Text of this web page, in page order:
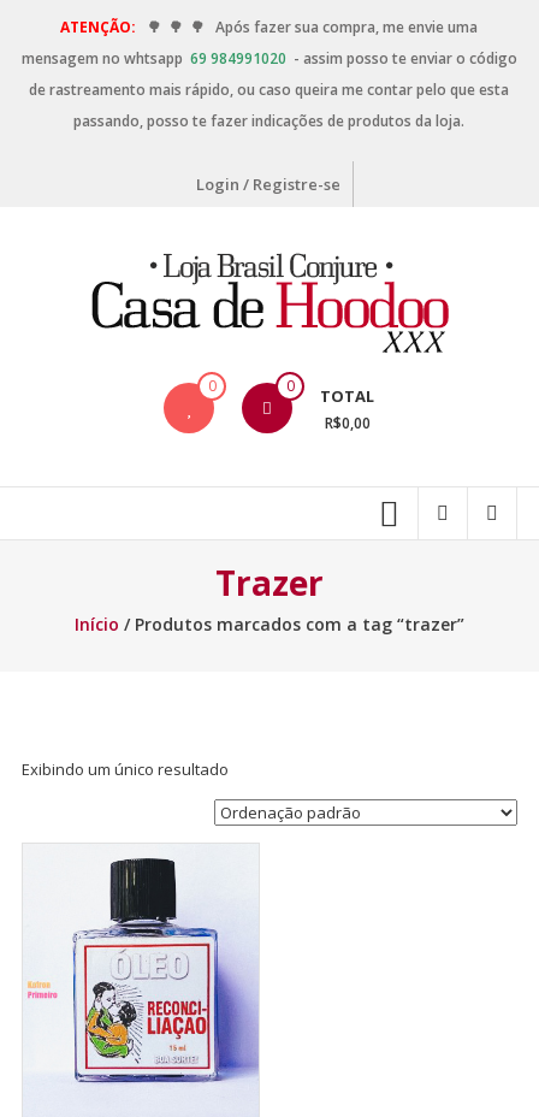
ATENÇÃO: 🌳 🌳 🌳 Após fazer sua compra, me envie uma
mensagem no whtsapp 69 984991020 - assim posso te enviar o código
de rastreamento mais rápido, ou caso queira me contar pelo que esta
passando, posso te fazer indicações de produtos da loja.
Login / Registre-se
0 0 TOTAL
R$0,00
Trazer
Início / Produtos marcados com a tag “trazer”
Exibindo um único resultado